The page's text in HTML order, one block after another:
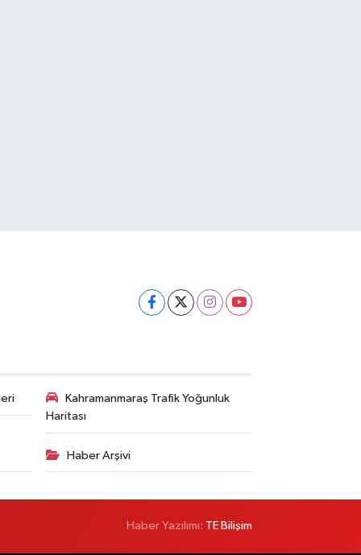
Kahramanmaraş Trafik Yoğunluk
Haritası
Haber Arşivi
Haber Yazılımı: TE Bilişim